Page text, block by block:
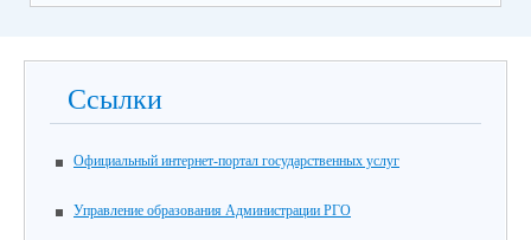
Ссылки
Официальный интернет-портал государственных услуг
Управление образования Администрации РГО